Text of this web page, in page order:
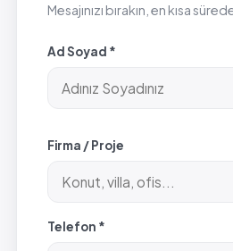
Mesajınızı bırakın, en kısa
Ad Soyad *
Firma / Proje
Telefon *